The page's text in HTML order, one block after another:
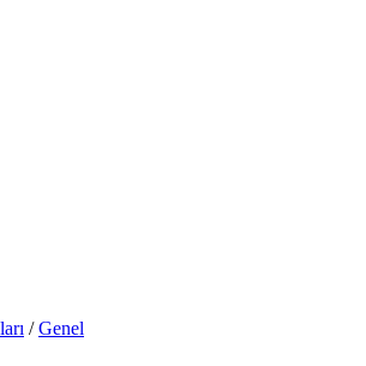
/Genel